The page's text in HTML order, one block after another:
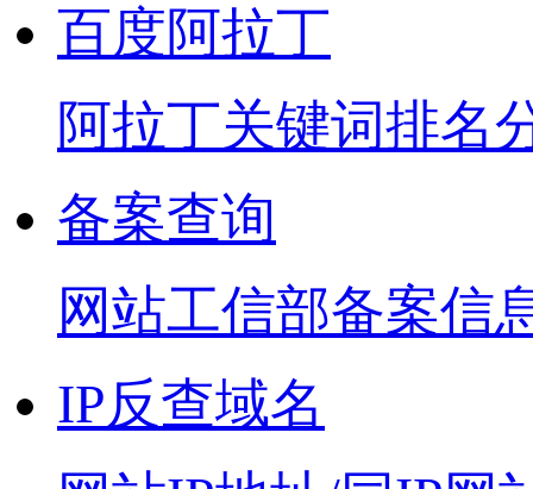
百度阿拉丁
阿拉丁关键词排名
备案查询
网站工信部备案信
IP反查域名